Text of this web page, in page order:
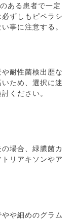
ある患者で一定
ずしもピペラシ
事に注意する。
耐性菌検出歴な
ため、選択に迷
ください。
場合、緑膿菌カ
リアキソンやア
や細めのグラム